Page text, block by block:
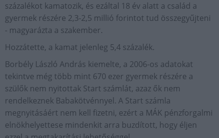
százalékot kamatozik, és ezáltal 18 év alatt a család a
gyermek részére 2,3-2,5 millió forintot tud összegyűjteni
- magyarázta a szakember.
Hozzátette, a kamat jelenleg 5,4 százalék.
Borbély László András kiemelte, a 2006-os adatokat
tekintve még több mint 670 ezer gyermek részére a
szülők nem nyitottak Start számlát, azaz ők nem
rendelkeznek Babakötvénnyel. A Start számla
megnyitásáért nem kell fizetni, ezért a MÁK pénzforgalmi
elnökhelyettese mindenkit arra buzdított, hogy éljen